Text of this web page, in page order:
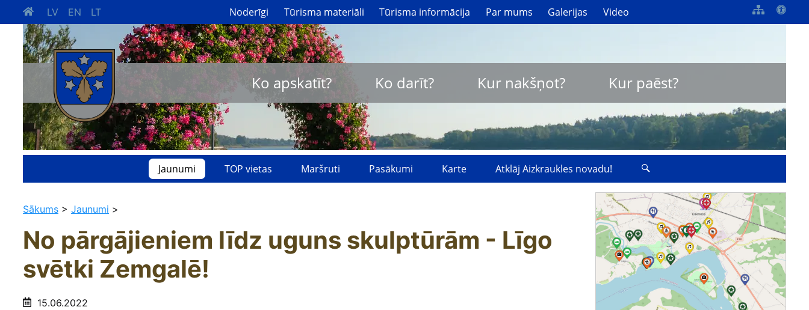
LV EN LT Noderīgi Tūrisma materiāli Tūrisma informācija Par mums Galerijas Video
Ko apskatīt? Ko darīt? Kur nakšņot? Kur paēst?
Jaunumi TOP vietas Maršruti Pasākumi Karte Atklāj Aizkraukles novadu!
Sākums > Jaunumi >
No pārgājieniem līdz uguns skulptūrām - Līgo
svētki Zemgalē!
15.06.2022